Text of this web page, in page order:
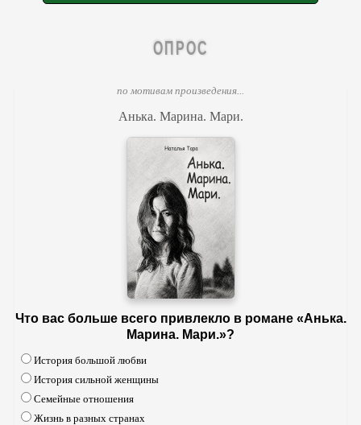
ОПРОС
по мотивам произведения...
Анька. Марина. Мари.
Что вас больше всего привлекло в романе «Анька.
Марина. Мари.»?
История большой любви
История сильной женщины
Семейные отношения
Жизнь в разных странах